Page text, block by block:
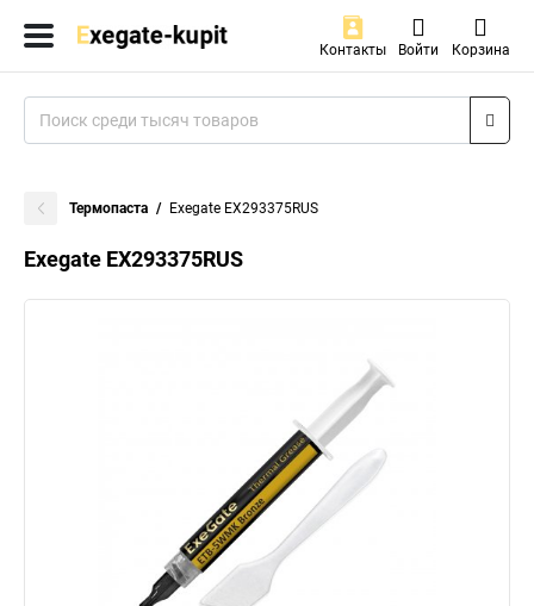
Контакты Войти Корзина
Термопаста Exegate EX293375RUS
Exegate EX293375RUS